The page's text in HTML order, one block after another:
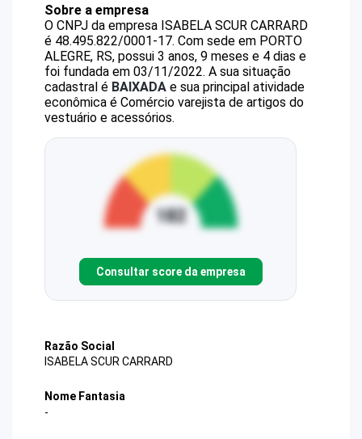
Sobre a empresa
O CNPJ da empresa ISABELA SCUR CARRARD
é 48.495.822/0001-17. Com sede em PORTO
ALEGRE, RS, possui 3 anos, 9 meses e 4 dias e
foi fundada em 03/11/2022. A sua situação
cadastral é BAIXADA e sua principal atividade
econômica é Comércio varejista de artigos do
vestuário e acessórios.
Consultar score da empresa
Razão Social
ISABELA SCUR CARRARD
Nome Fantasia
-